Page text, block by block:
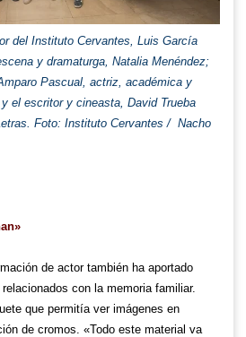
del Instituto Cervantes, Luis García
y dramaturga, Natalia Menéndez;
Pascual, actriz, académica y
el escritor y cineasta, David Trueba
Foto: Instituto Cervantes / Nacho
de actor también ha aportado
con la memoria familiar.
que permitía ver imágenes en
de cromos. «Todo este material va